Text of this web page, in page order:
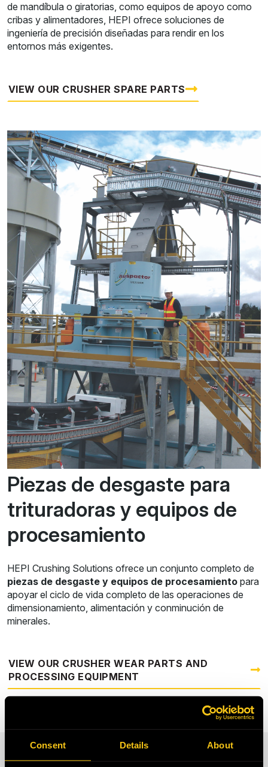
Consent Details About
de mandíbula o giratorias, como equipos de apoyo como
cribas y alimentadores, HEPI ofrece soluciones de
ingeniería de precisión diseñadas para rendir en los
entornos más exigentes.
VIEW OUR CRUSHER SPARE PARTS
Piezas de desgaste para
trituradoras y equipos de
procesamiento
HEPI Crushing Solutions ofrece un conjunto completo de
piezas de desgaste y equipos de procesamiento para
apoyar el ciclo de vida completo de las operaciones de
dimensionamiento, alimentación y conminución de
minerales.
VIEW OUR CRUSHER WEAR PARTS AND
PROCESSING EQUIPMENT
BÚSQUEDA DE PIEZAS